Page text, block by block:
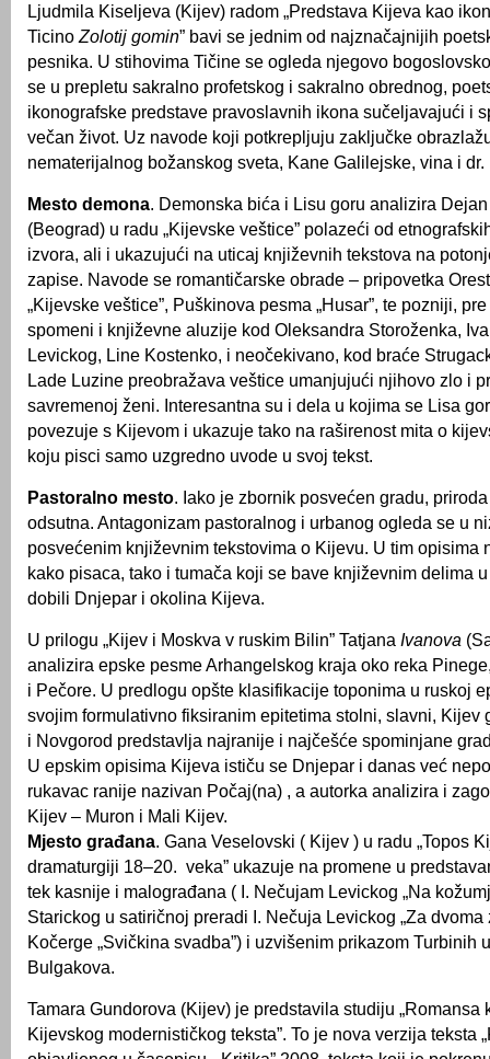
Ljudmila Kiseljeva (Kijev) radom „Predstava Kijeva kao
Ticino Zolotij gomin” bavi se jednim od najznačajnijih
pesnika. U stihovima Tičine se ogleda njegovo
se u prepletu sakralno profetskog i sakralno obrednog,
ikonografske predstave pravoslavnih ikona sučeljavajući i
večan život. Uz navode koji potkrepljuju zaključke
nematerijalnog božanskog sveta, Kane Galilejske, vina i dr.
Mesto demona. Demonska bića i Lisu goru analizira
(Beograd) u radu „Kijevske veštice” polazeći od
izvora, ali i ukazujući na uticaj književnih tekstova na
zapise. Navode se romantičarske obrade – pripovetka
„Kijevske veštice”, Puškinova pesma „Husar”, te pozniji,
spomeni i književne aluzije kod Oleksandra Storoženka,
Levickog, Line Kostenko, i neočekivano, kod braće
Lade Luzine preobražava veštice umanjujući njihovo zlo i
savremenoj ženi. Interesantna su i dela u kojima se Lisa
povezuje s Kijevom i ukazuje tako na raširenost mita o
koju pisci samo uzgredno uvode u svoj ​​tekst.
Pastoralno mesto. Iako je zbornik posvećen gradu,
odsutna. Antagonizam pastoralnog i urbanog ogleda se u
posvećenim književnim tekstovima o Kijevu. U tim opisima
kako pisaca, tako i tumača koji se bave književnim delima
dobili Dnjepar i okolina Kijeva.
U prilogu „Kijev i Moskva v ruskim Bilin” Tatjana Ivanova
analizira epske pesme Arhangelskog kraja oko reka
i Pečore. U predlogu opšte klasifikacije toponima u ruskoj
svojim formulativno fiksiranim epitetima stolni, slavni, Kijev
i Novgorod predstavlja najranije i najčešće spominjane
U epskim opisima Kijeva ističu se Dnjepar i danas već
rukavac ranije nazivan Počaj(na) , a autorka analizira i
Kijev – Muron i Mali Kijev.
Mjesto građana. Gana Veselovski ( Kijev ) u radu „Topos
dramaturgiji 18–20. veka” ukazuje na promene u
tek kasnije i malograđana ( I. Nečujam Levickog „Na
Starickog u satiričnoj preradi I. Nečuja Levickog „Za dvoma
Kočerge „Svičkina svadba”) i uzvišenim prikazom Turbinih
Bulgakova.
Tamara Gundorova (Kijev) je predstavila studiju „Romansa
Kijevskog modernističkog teksta”. To je nova verzija teksta